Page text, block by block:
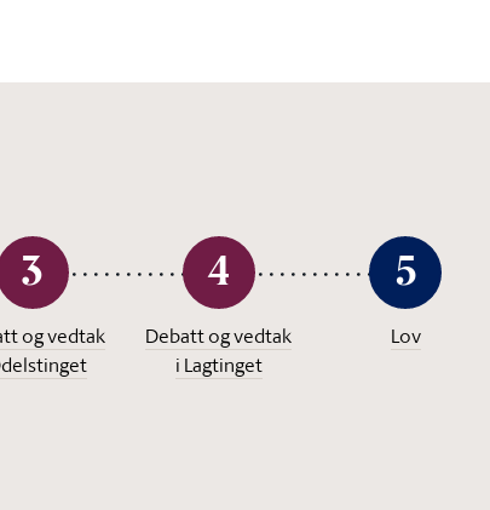
3
og vedtak
4
Debatt og vedtak
i Lagtinget
5
Lov